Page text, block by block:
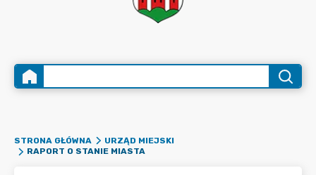
STRONA GŁÓWNA
URZĄD MIEJSKI
RAPORT O STANIE MIASTA